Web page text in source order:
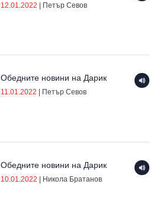
12.01.2022 | Петър Севов
Обедните новини на Дарик
11.01.2022 Петър Севов
Обедните новини на Дарик
10.01.2022 Никола Братанов